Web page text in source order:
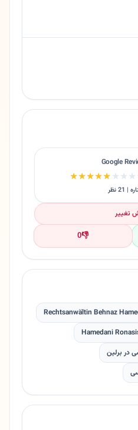
Google
★★★★★
21 نظر
تغییر
👎
0
Rechtsanwältin Behnaz
Hamedani
در برلین